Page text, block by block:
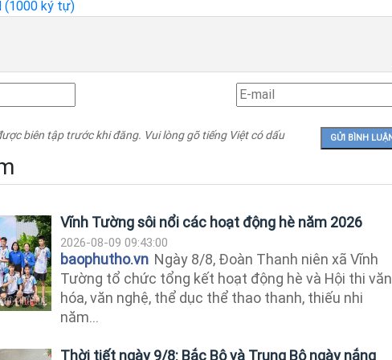
(1000 ký tự)
biên tập trước khi đăng. Vui lòng gõ tiếng Việt có dấu
Vĩnh Tường sôi nổi các hoạt động hè năm 2026
2026-08-09 09:43:00
baophutho.vn Ngày 8/8, Đoàn Thanh niên xã Vĩnh
Tường tổ chức tổng kết hoạt động hè và Hội thi văn
hóa, văn nghệ, thể dục thể thao thanh, thiếu nhi
năm...
Thời tiết ngày 9/8: Bắc Bộ và Trung Bộ ngày nắng